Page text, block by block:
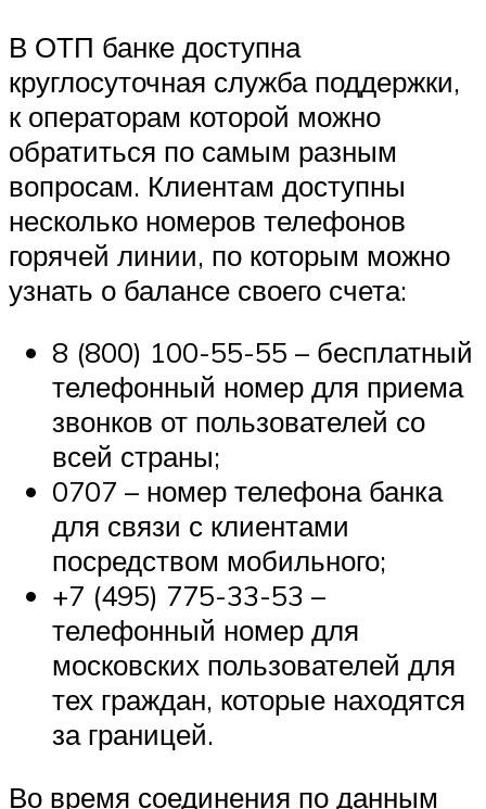
В ОТП банке доступна
круглосуточная служба поддержки,
к операторам которой можно
обратиться по самым разным
вопросам. Клиентам доступны
несколько номеров телефонов
горячей линии, по которым можно
узнать о балансе своего счета:
8 (800) 100-55-55 – бесплатный
телефонный номер для приема
звонков от пользователей со
всей страны;
0707 – номер телефона банка
для связи с клиентами
посредством мобильного;
+7 (495) 775-33-53 –
телефонный номер для
московских пользователей для
тех граждан, которые находятся
за границей.
Во время соединения по данным